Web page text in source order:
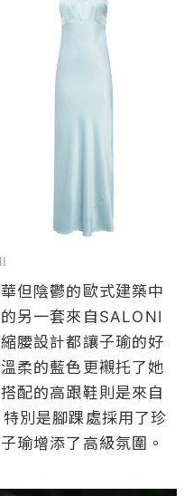
但陰鬱的歐式建築中
另一套來自SALONI
腰設計都讓子瑜的好
柔的藍色更襯托了她
配的高跟鞋則是來自
別是腳踝處採用了珍
瑜增添了高級氛圍。